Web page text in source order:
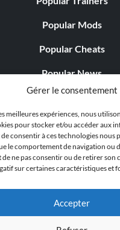
Gérer le consentement
meilleures expériences, nous
pour stocker et/ou accéder aux
consentir à ces technologies nous
le comportement de navigation ou
de ne pas consentir ou de retirer son
sur certaines caractéristiques et
Accepter
Popular Mods
Popular Cheats
Popular News
Popular Editorials
Popular Free Games
LATEST UPDATES